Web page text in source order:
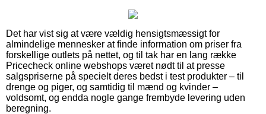
Det har vist sig at være vældig hensigtsmæssigt for
almindelige mennesker at finde information om priser fra
forskellige outlets på nettet, og til tak har en lang række
Pricecheck online webshops været nødt til at presse
salgspriserne på specielt deres bedst i test produkter – til
drenge og piger, og samtidig til mænd og kvinder –
voldsomt, og endda nogle gange frembyde levering uden
beregning.